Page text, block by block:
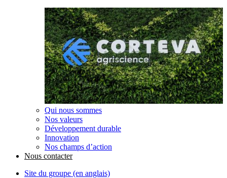
Qui nous sommes
Nos valeurs
Développement durable
Innovation
Nos champs d’action
Nous contacter
Site du groupe (en anglais)